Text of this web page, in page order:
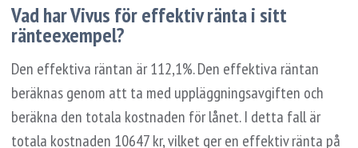
Vad har Vivus för effektiv ränta i sitt
ränteexempel?
Den effektiva räntan är 112,1%. Den effektiva räntan
beräknas genom att ta med uppläggningsavgiften och
beräkna den totala kostnaden för lånet. I detta fall är
totala kostnaden 10647 kr, vilket ger en effektiv ränta på